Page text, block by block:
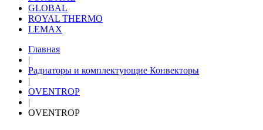
GLOBAL
ROYAL THERMO
LEMAX
Главная
|
Радиаторы и комплектующие Конвекторы
|
OVENTROP
|
OVENTROP